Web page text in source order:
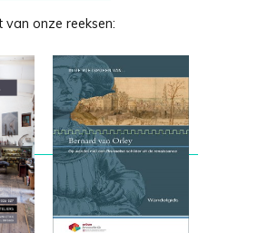
van onze reeksen: